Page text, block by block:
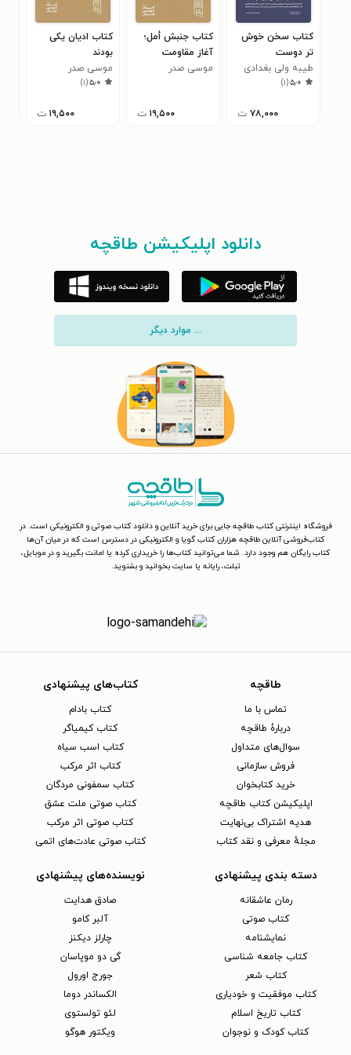
کتاب سخن خوش
تر دوست
طیبه ولی بغدادی
۵٫۰(۱)
۷۸,۰۰۰ ت
کتاب جنبش أمل؛
آغاز مقاومت
موسی صدر
۱۹,۵۰۰ ت
کتاب ادیان یکی
بودند
موسی صدر
۵٫۰(۱)
۱۹,۵۰۰ ت
دانلود اپلیکیشن طاقچه
... موارد دیگر
فروشگاه اینترنتی کتاب طاقچه جایی برای خرید آنلاین و دانلود کتاب صوتی و الکترونیکی است. در
کتاب‌فروشی آنلاین طاقچه هزاران کتاب گویا و الکترونیکی در دسترس است که در میان آن‌ها
کتاب رایگان هم وجود دارد. شما می‌توانید کتاب‌ها را خریداری کرده یا امانت بگیرید و در موبایل،
تبلت، رایانه یا سایت بخوانید و بشنوید.
طاقچه
تماس با ما
دربارهٔ طاقچه
سوال‌های متداول
فروش سازمانی
خرید کتابخوان
اپلیکیشن کتاب طاقچه
هدیه اشتراک بی‌نهایت
مجلهٔ معرفی و نقد کتاب
کتاب‌های پیشنهادی
کتاب بادام
کتاب کیمیاگر
کتاب اسب سیاه
کتاب اثر مرکب
کتاب سمفونی مردگان
کتاب صوتی ملت عشق
کتاب صوتی اثر مرکب
کتاب صوتی عادت‌های اتمی
دسته بندی پیشنهادی
رمان عاشقانه
کتاب‌ صوتی
نمایشنامه
کتاب جامعه شناسی
کتاب شعر
کتاب موفقیت و خودیاری
کتاب تاریخ اسلام
کتاب کودک و نوجوان
نویسنده‌های پیشنهادی
صادق هدایت
آلبر کامو
چارلز دیکنز
گی دو موپاسان
جورج اورول
الکساندر دوما
لئو تولستوی
ویکتور هوگو